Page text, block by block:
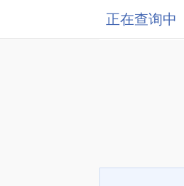
正在查询中